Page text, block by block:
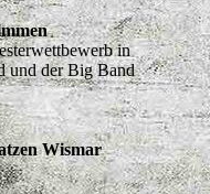
in
und der Big Band
Wismar